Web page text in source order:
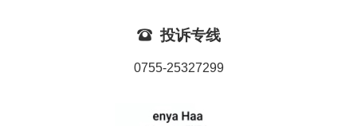
 投诉专线
0755-25327299